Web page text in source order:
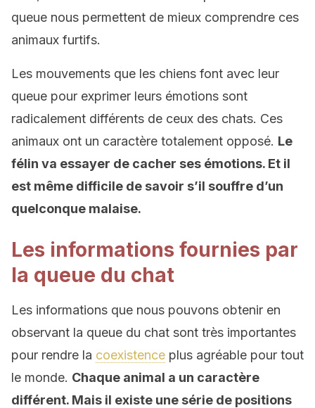
queue nous permettent de mieux comprendre ces
animaux furtifs.
Les mouvements que les chiens font avec leur
queue pour exprimer leurs émotions sont
radicalement différents de ceux des chats. Ces
animaux ont un caractère totalement opposé. Le
félin va essayer de cacher ses émotions. Et il
est même difficile de savoir s’il souffre d’un
quelconque malaise.
Les informations fournies par
la queue du chat
Les informations que nous pouvons obtenir en
observant la queue du chat sont très importantes
pour rendre la coexistence plus agréable pour tout
le monde. Chaque animal a un caractère
différent. Mais il existe une série de positions